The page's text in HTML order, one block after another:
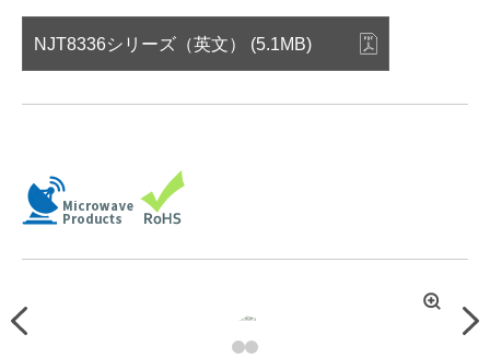
NJT8336シリーズ（英文） (5.1MB)
Previous
拡